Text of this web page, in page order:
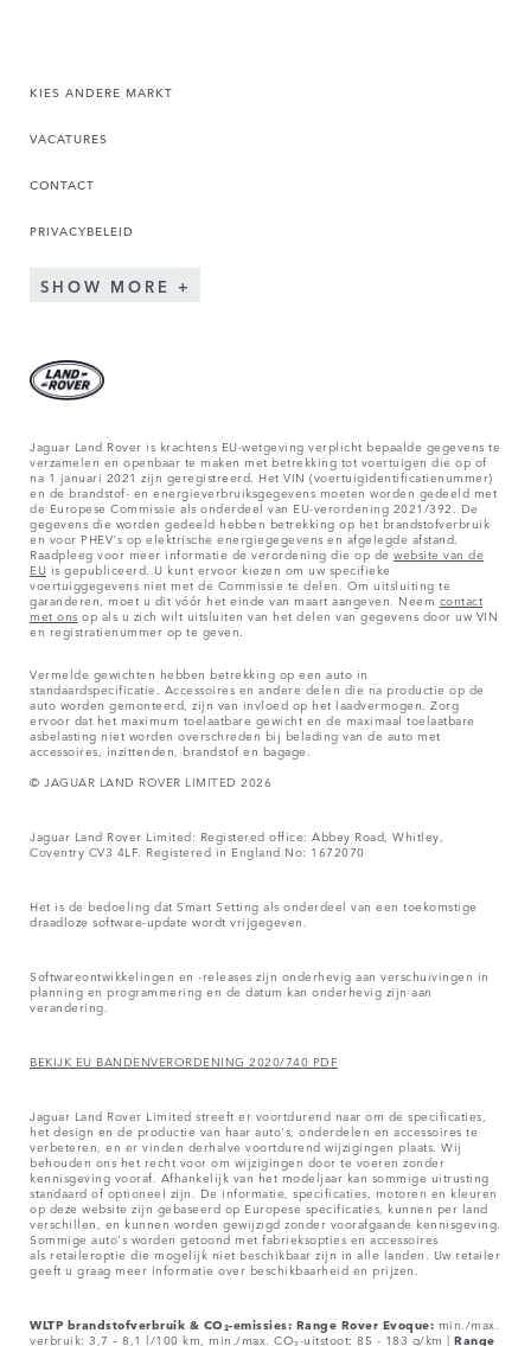
KIES ANDERE MARKT
VACATURES
CONTACT
PRIVACYBELEID
SHOW MORE
Jaguar Land Rover is krachtens EU-wetgeving verplicht bepaalde gegevens te
verzamelen en openbaar te maken met betrekking tot voertuigen die op of
na 1 januari 2021 zijn geregistreerd. Het VIN (voertuigidentificatienummer)
en de brandstof- en energieverbruiksgegevens moeten worden gedeeld met
de Europese Commissie als onderdeel van EU-verordening 2021/392. De
gegevens die worden gedeeld hebben betrekking op het brandstofverbruik
en voor PHEV's op elektrische energiegegevens en afgelegde afstand.
Raadpleeg voor meer informatie de verordening die op dewebsite van de
EU is gepubliceerd. U kunt ervoor kiezen om uw specifieke
voertuiggegevens niet met de Commissie te delen. Om uitsluiting te
garanderen, moet u dit vóór het einde van maart aangeven. Neem contact
met ons op als u zich wilt uitsluiten van het delen van gegevens door uw VIN
en registratienummer op te geven.
Vermelde gewichten hebben betrekking op een auto in
standaardspecificatie. Accessoires en andere delen die na productie op de
auto worden gemonteerd, zijn van invloed op het laadvermogen. Zorg
ervoor dat het maximum toelaatbare gewicht en de maximaal toelaatbare
asbelasting niet worden overschreden bij belading van de auto met
accessoires, inzittenden, brandstof en bagage.
© JAGUAR LAND ROVER LIMITED 2026
Jaguar Land Rover Limited: Registered office: Abbey Road, Whitley,
Coventry CV3 4LF. Registered in England No: 1672070
Het is de bedoeling dat Smart Setting als onderdeel van een toekomstige
draadloze software-update wordt vrijgegeven.
Softwareontwikkelingen en -releases zijn onderhevig aan verschuivingen in
planning en programmering en de datum kan onderhevig zijn aan
verandering.
BEKIJK EU BANDENVERORDENING 2020/740 PDF
Jaguar Land Rover Limited streeft er voortdurend naar om de specificaties,
het design en de productie van haar auto's, onderdelen en accessoires te
verbeteren, en er vinden derhalve voortdurend wijzigingen plaats. Wij
behouden ons het recht voor om wijzigingen door te voeren zonder
kennisgeving vooraf. Afhankelijk van het modeljaar kan sommige uitrusting
standaard of optioneel zijn. De informatie, specificaties, motoren en kleuren
op deze website zijn gebaseerd op Europese specificaties, kunnen per land
verschillen, en kunnen worden gewijzigd zonder voorafgaande kennisgeving.
Sommige auto's worden getoond met fabrieksopties en accessoires
als retaileroptie die mogelijk niet beschikbaar zijn in alle landen. Uw retailer
geeft u graag meer informatie over beschikbaarheid en prijzen.
WLTP brandstofverbruik & CO₂-emissies: Range Rover Evoque: min./max.
verbruik: 3,7 – 8,1 l/100 km, min./max. CO₂-uitstoot: 85 - 183 g/km | Range